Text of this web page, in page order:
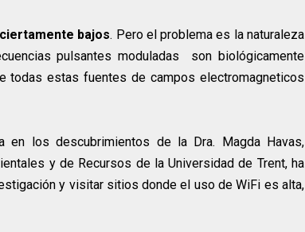
bajos. Pero el problema es la naturaleza
pulsantes moduladas son biológicamente
todas estas fuentes de campos electromagneticos
los descubrimientos de la Dra. Magda Havas,
y de Recursos de la Universidad de Trent, ha
y visitar sitios donde el uso de WiFi es alta,